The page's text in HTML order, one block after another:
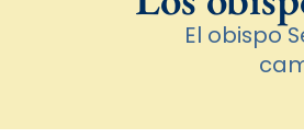
El obispo